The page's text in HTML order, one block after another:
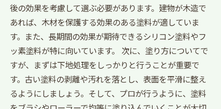
後の効果を考慮して選ぶ必要があります。建物が木造で
あれば、木材を保護する効果のある塗料が適していま
す。また、長期間の効果が期待できるシリコン塗料やフ
ッ素塗料が特に向いています。 次に、塗り方についてで
すが、まずは下地処理をしっかりと行うことが重要で
す。古い塗料の剥離や汚れを落とし、表面を平滑に整え
るようにしましょう。そして、プロが行うように、塗料